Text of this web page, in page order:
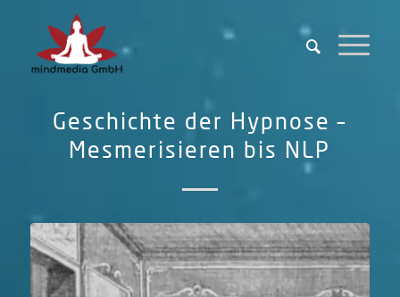
Geschichte der Hypnose –
Mesmerisieren bis NLP